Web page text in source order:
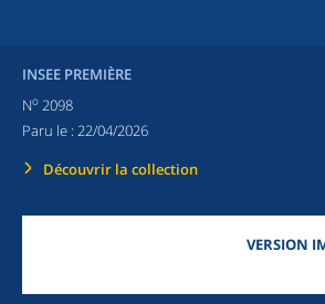
INSEE PREMIÈRE
No 2098
Paru le : 22/04/2026
Découvrir la collection
VERSION